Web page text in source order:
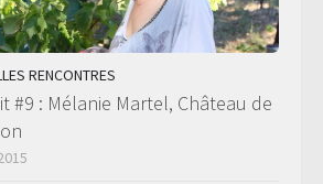
RENCONTRES
#9 : Mélanie Martel, Château de